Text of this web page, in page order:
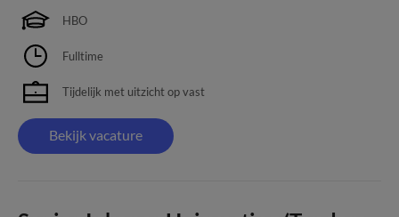
HBO
Fulltime
Tijdelijk met uitzicht op vast
Bekijk vacature